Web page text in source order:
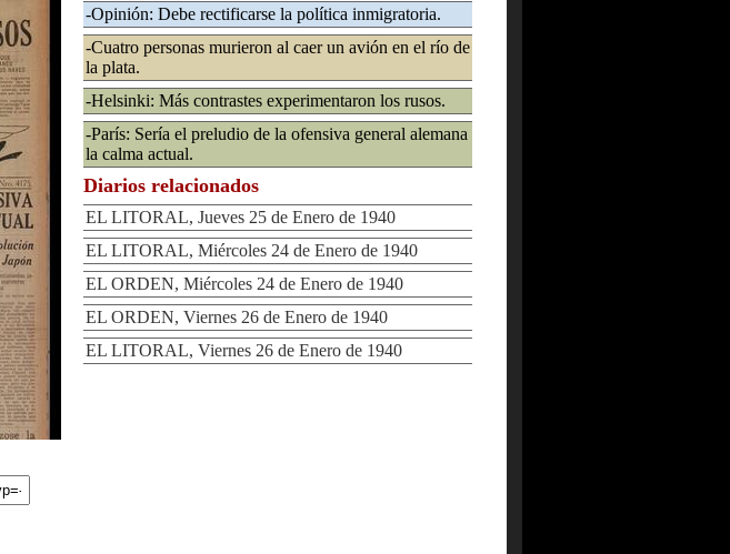
-Opinión: Debe rectificarse la política inmigratoria.
-Cuatro personas murieron al caer un avión en el río de
la plata.
-Helsinki: Más contrastes experimentaron los rusos.
-París: Sería el preludio de la ofensiva general alemana
la calma actual.
Diarios relacionados
EL LITORAL, Jueves 25 de Enero de 1940
EL LITORAL, Miércoles 24 de Enero de 1940
EL ORDEN, Miércoles 24 de Enero de 1940
EL ORDEN, Viernes 26 de Enero de 1940
EL LITORAL, Viernes 26 de Enero de 1940